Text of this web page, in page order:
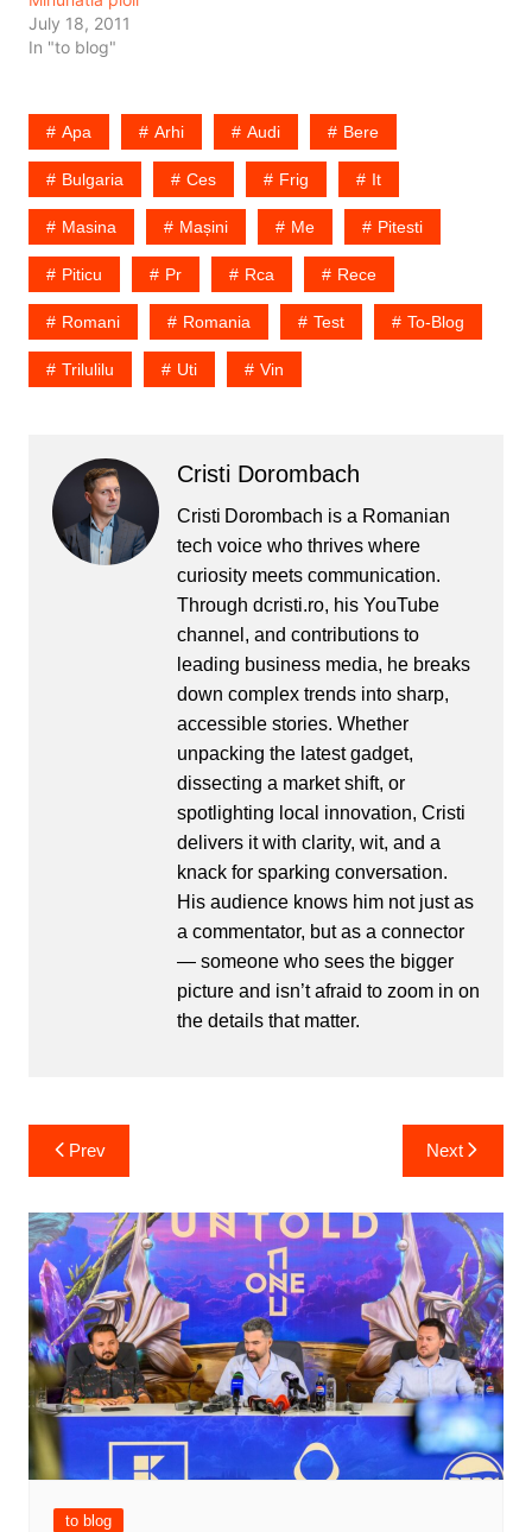
July 18, 2011
In "to blog"
Apa Arhi Audi Bere
Bulgaria Ces Frig It
Masina Mașini Me Pitesti
Piticu Pr Rca Rece
Romani Romania Test To-Blog
Trilulilu Uti Vin
Cristi Dorombach
Cristi Dorombach is a Romanian
tech voice who thrives where
curiosity meets communication.
Through dcristi.ro, his YouTube
channel, and contributions to
leading business media, he breaks
down complex trends into sharp,
accessible stories. Whether
unpacking the latest gadget,
dissecting a market shift, or
spotlighting local innovation, Cristi
delivers it with clarity, wit, and a
knack for sparking conversation.
His audience knows him not just as
a commentator, but as a connector
— someone who sees the bigger
picture and isn’t afraid to zoom in on
the details that matter.
Post
navigation
Prev Next
to blog